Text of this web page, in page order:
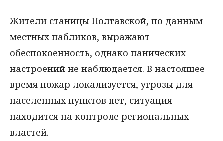
Жители станицы Полтавской, по данным
местных пабликов, выражают
обеспокоенность, однако панических
настроений не наблюдается. В настоящее
время пожар локализуется, угрозы для
населенных пунктов нет, ситуация
находится на контроле региональных
властей.